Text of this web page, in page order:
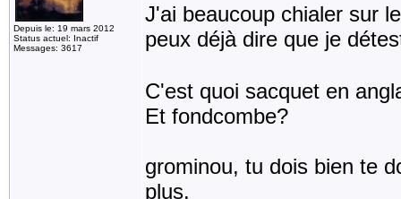
Depuis le: 19 mars 2012
Status actuel: Inactif
Messages: 3617
J'ai beaucoup chialer sur
peux déjà dire que je
C'est quoi sacquet en
Et fondcombe?
grominou, tu dois bien te
plus.